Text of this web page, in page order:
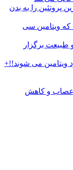
را به بدن
که ویتامین سی
طبیعت برگزار
ویتامین می شوند!!+
اعصاب و کاهش